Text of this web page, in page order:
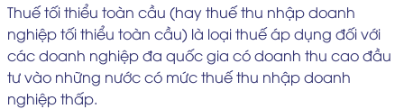
Thuế tối thiểu toàn cầu (hay thuế thu nhập doanh
nghiệp tối thiểu toàn cầu) là loại thuế áp dụng đối với
các doanh nghiệp đa quốc gia có doanh thu cao đầu
tư vào những nước có mức thuế thu nhập doanh
nghiệp thấp.